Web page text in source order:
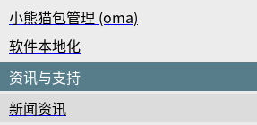
小熊猫包管理 (oma)
软件本地化
资讯与支持
新闻资讯